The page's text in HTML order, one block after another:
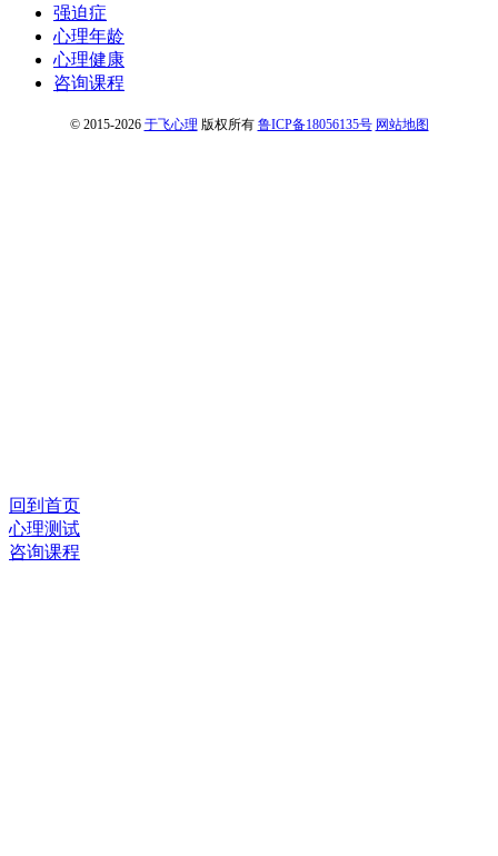
强迫症
心理年龄
心理健康
咨询课程
© 2015-2026 于飞心理 版权所有 鲁ICP备18056135号 网站地图
回到首页
心理测试
咨询课程